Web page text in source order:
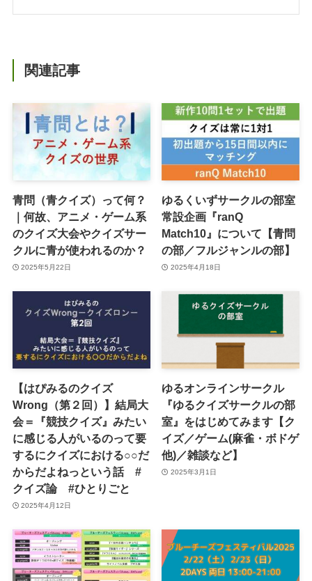
関連記事
青問（青クイズ）って何？
｜何故、アニメ・ゲーム系
のクイズ大会やクイズサー
クルに青が使われるのか？
2025年5月22日
ゆるくいずサークルの部室
常設企画『ranQ
Match10』について【青問
の部／フルジャンルの部】
2025年4月18日
【はぴみるのクイズ
Wrong（第２回）】結局大
会＝『競技クイズ』みたい
に感じる人がいるのって要
するにクイズにおける○○だ
からだよねっという話 #
クイズ論 #ひとりごと
2025年4月12日
ゆるオンラインサークル
『ゆるクイズサークルの部
室』をはじめてみます【ク
イズ／ゲーム(麻雀・ボドゲ
他)／雑談など】
2025年3月1日